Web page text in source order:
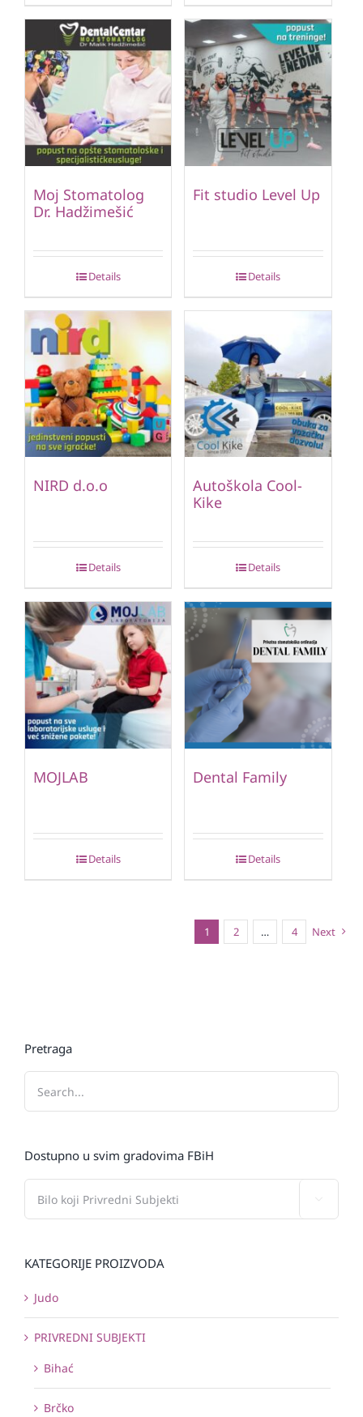
Moj Stomatolog
Dr. Hadžimešić
Details
Fit studio Level Up
Details
NIRD d.o.o
Details
Autoškola Cool-
Kike
Details
MOJLAB
Details
Dental Family
Details
1 2 … 4 Next
Pretraga
Dostupno u svim gradovima FBiH
KATEGORIJE PROIZVODA
Judo
PRIVREDNI SUBJEKTI
Bihać
Brčko